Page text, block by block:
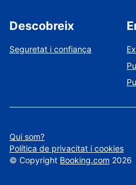
Descobreix
Seguretat i confiança
Qui som?
Política de privacitat i cookies
© Copyright Booking.com 2026